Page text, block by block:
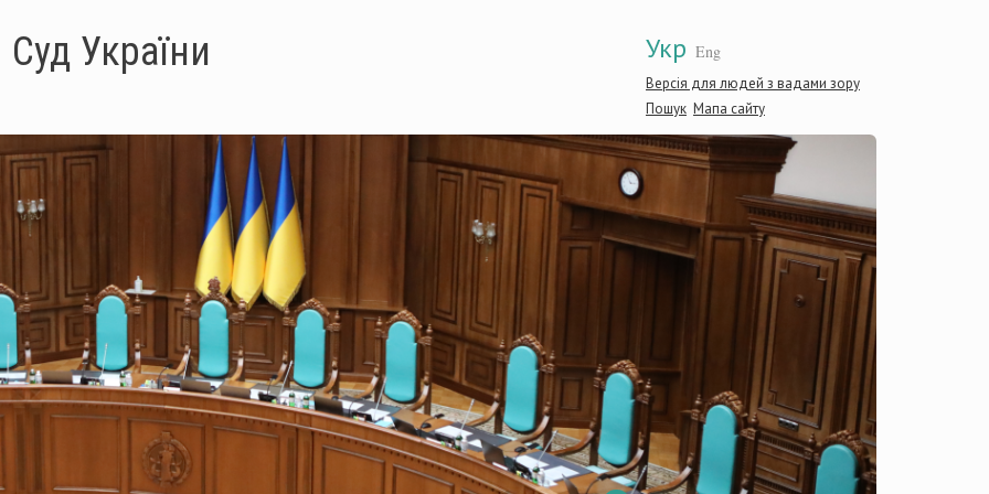
Укр Eng
Версія для людей з вадами зору
Пошук Мапа сайту
України